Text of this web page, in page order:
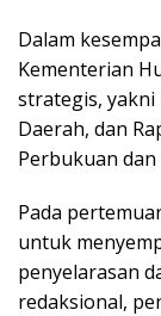
Dalam
Kementerian
strategis, yakni
Daerah, dan
Perbukuan
Pada
untuk
penyelarasan
redaksional,